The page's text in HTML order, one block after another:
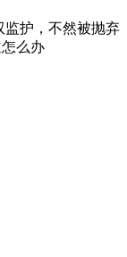
监护，不然被抛弃
么办